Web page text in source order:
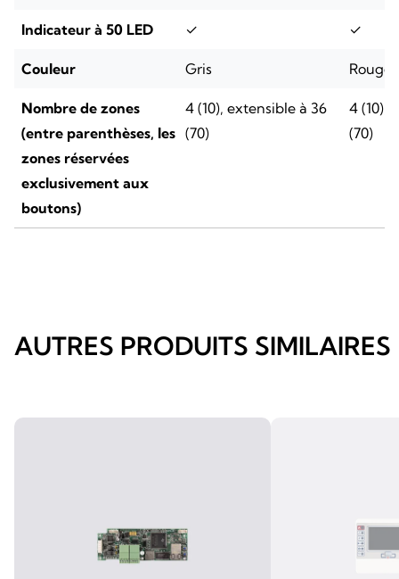
Indicateur à 50 LED ✓ ✓
Couleur Gris Rouge
Nombre de zones
(entre parenthèses, les
zones réservées
exclusivement aux
boutons)
4 (10), extensible à 36
(70)
4 (10),
(70)
AUTRES PRODUITS SIMILAIRES